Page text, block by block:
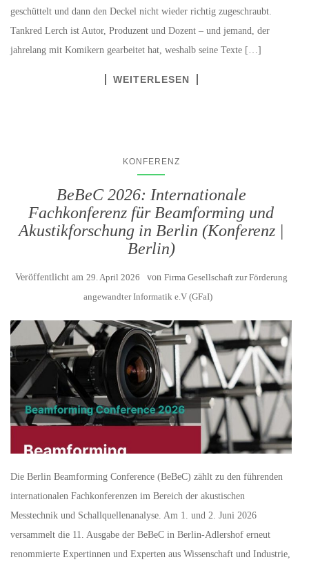
geschüttelt und dann den Deckel nicht wieder richtig zugeschraubt.
Tankred Lerch ist Autor, Produzent und Dozent – und jemand, der
jahrelang mit Komikern gearbeitet hat, weshalb seine Texte […]
WEITERLESEN
KONFERENZ
BeBeC 2026: Internationale
Fachkonferenz für Beamforming und
Akustikforschung in Berlin (Konferenz |
Berlin)
Veröffentlicht am 29. April 2026 von Firma Gesellschaft zur Förderung
angewandter Informatik e.V (GFaI)
Die Berlin Beamforming Conference (BeBeC) zählt zu den führenden
internationalen Fachkonferenzen im Bereich der akustischen
Messtechnik und Schallquellenanalyse. Am 1. und 2. Juni 2026
versammelt die 11. Ausgabe der BeBeC in Berlin-Adlershof erneut
renommierte Expertinnen und Experten aus Wissenschaft und Industrie,